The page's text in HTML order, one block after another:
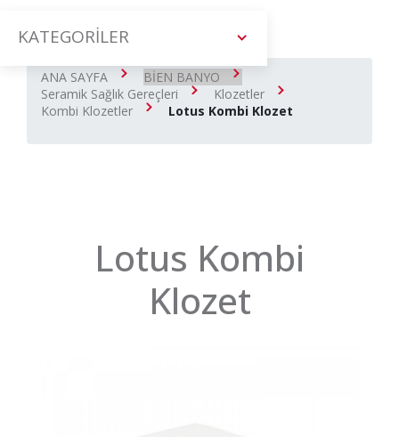
KATEGORİLER
ANA SAYFA
BİEN BANYO
Seramik Sağlık Gereçleri
Klozetler
Kombi Klozetler
Lotus Kombi Klozet
Lotus Kombi
Klozet